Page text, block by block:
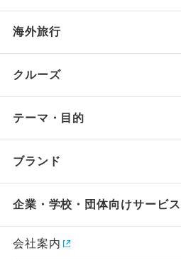
海外旅行
クルーズ
テーマ・目的
ブランド
企業・学校・団体向けサービス
会社案内